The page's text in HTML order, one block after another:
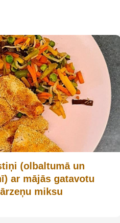
(olbaltumā un
ar mājās gatavotu
miksu